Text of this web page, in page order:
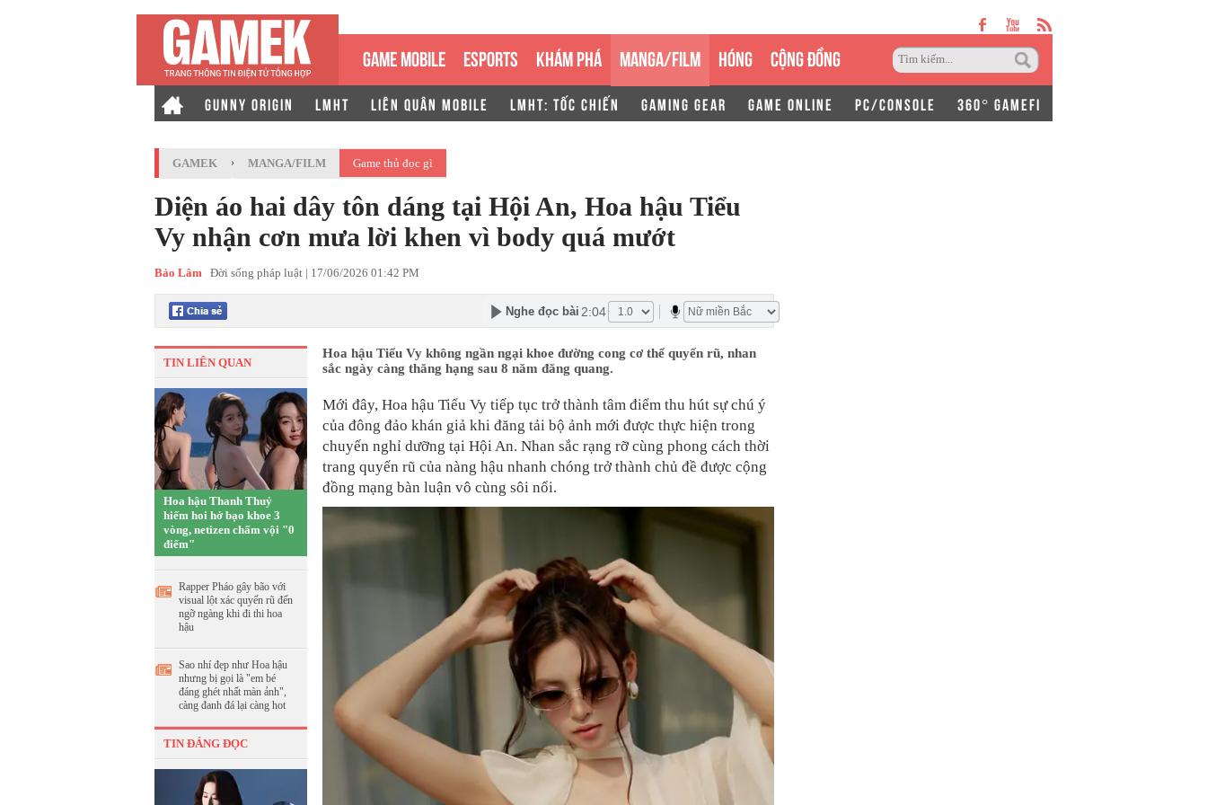
GAME MOBILE ESPORTS KHÁM PHÁ MANGA/FILM HÓNG CỘNG ĐỒNG
GUNNY ORIGIN LMHT LIÊN QUÂN MOBILE LMHT: TỐC CHIẾN GAMING GEAR GAME ONLINE PC/CONSOLE 360° GAMEFI
GAMEK › MANGA/FILM Game thủ đọc gì
Diện áo hai dây tôn dáng tại Hội An, Hoa hậu Tiểu
Vy nhận cơn mưa lời khen vì body quá mướt
Bảo Lâm Đời sống pháp luật | 17/06/2026 01:42 PM
Nghe đọc bài 2:04
TIN LIÊN QUAN
Hoa hậu Thanh Thuỷ
hiếm hoi hở bạo khoe 3
vòng, netizen chấm vội "0
điểm"
Rapper Pháo gây bão với
visual lột xác quyến rũ đến
ngỡ ngàng khi đi thi hoa
hậu
Sao nhí đẹp như Hoa hậu
nhưng bị gọi là "em bé
đáng ghét nhất màn ảnh",
càng đanh đá lại càng hot
TIN ĐÁNG ĐỌC
Hoa hậu Tiểu Vy không ngần ngại khoe đường cong cơ thể quyến rũ, nhan
sắc ngày càng thăng hạng sau 8 năm đăng quang.
Mới đây, Hoa hậu Tiểu Vy tiếp tục trở thành tâm điểm thu hút sự chú ý
của đông đảo khán giả khi đăng tải bộ ảnh mới được thực hiện trong
chuyến nghỉ dưỡng tại Hội An. Nhan sắc rạng rỡ cùng phong cách thời
trang quyến rũ của nàng hậu nhanh chóng trở thành chủ đề được cộng
đồng mạng bàn luận vô cùng sôi nổi.